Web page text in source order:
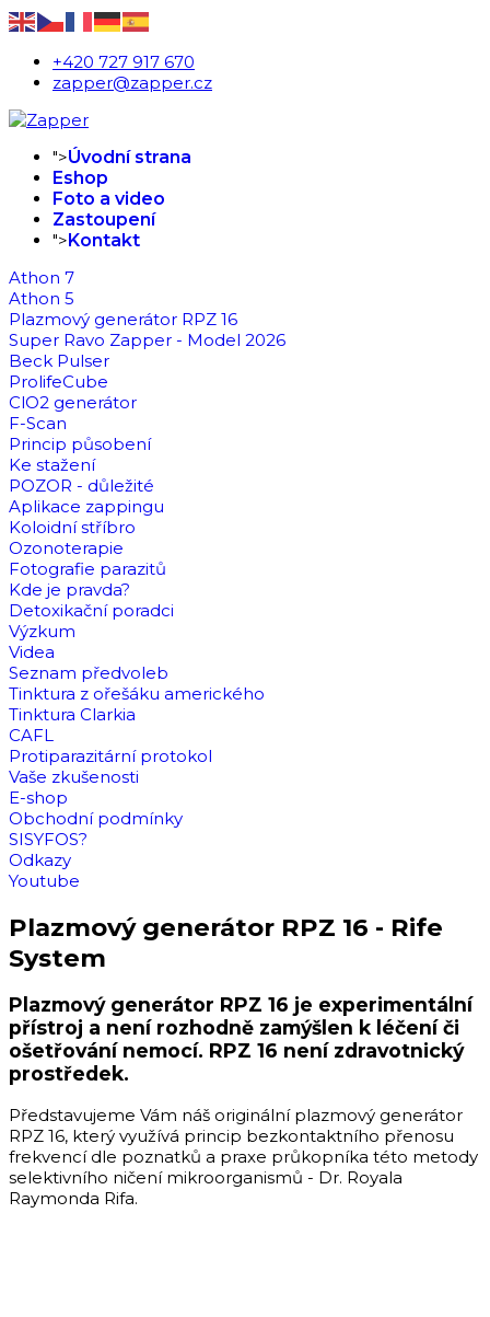
+420 727 917 670
zapper@zapper.cz
">Úvodní strana
Eshop
Foto a video
Zastoupení
">Kontakt
Athon 7
Athon 5
Plazmový generátor RPZ 16
Super Ravo Zapper - Model 2026
Beck Pulser
ProlifeCube
ClO2 generátor
F-Scan
Princip působení
Ke stažení
POZOR - důležité
Aplikace zappingu
Koloidní stříbro
Ozonoterapie
Fotografie parazitů
Kde je pravda?
Detoxikační poradci
Výzkum
Videa
Seznam předvoleb
Tinktura z ořešáku amerického
Tinktura Clarkia
CAFL
Protiparazitární protokol
Vaše zkušenosti
E-shop
Obchodní podmínky
SISYFOS?
Odkazy
Youtube
Plazmový generátor RPZ 16 - Rife
System
Plazmový generátor RPZ 16 je experimentální
přístroj a není rozhodně zamýšlen k léčení či
ošetřování nemocí. RPZ 16 není zdravotnický
prostředek.
Představujeme Vám náš originální plazmový generátor
RPZ 16, který využívá princip bezkontaktního přenosu
frekvencí dle poznatků a praxe průkopníka této metody
selektivního ničení mikroorganismů - Dr. Royala
Raymonda Rifa.